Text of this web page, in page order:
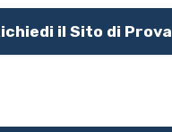
il Sito di Prova